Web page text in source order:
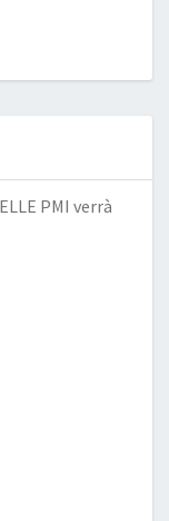
PMI verrà